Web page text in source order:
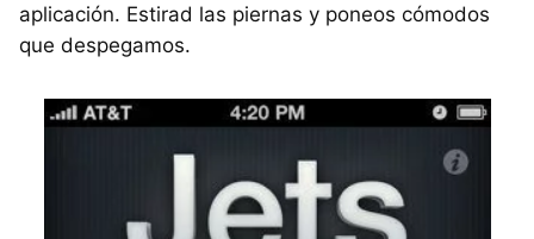
aplicación. Estirad las piernas y poneos cómodos
que despegamos.